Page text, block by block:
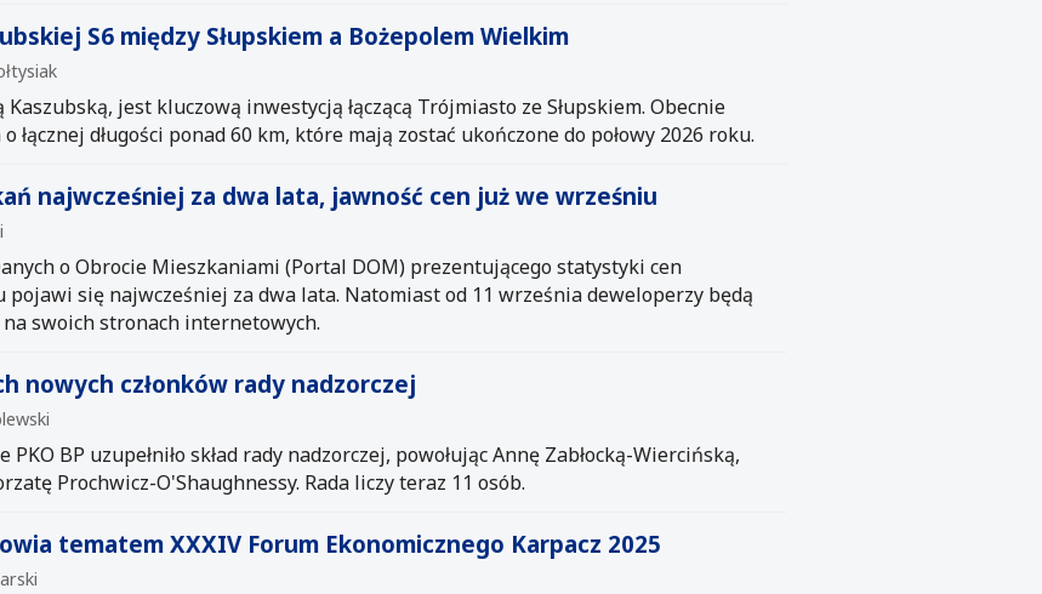
S6 między Słupskiem a Bożepolem Wielkim
jest kluczową inwestycją łączącą Trójmiasto ze Słupskiem. Obecnie
łącznej długości ponad 60 km, które mają zostać ukończone do połowy 2026 roku.
najwcześniej za dwa lata, jawność cen już we wrześniu
o Obrocie Mieszkaniami (Portal DOM) prezentującego statystyki cen
się najwcześniej za dwa lata. Natomiast od 11 września deweloperzy będą
swoich stronach internetowych.
nowych członków rady nadzorczej
BP uzupełniło skład rady nadzorczej, powołując Annę Zabłocką-Wiercińską,
Prochwicz-O'Shaughnessy. Rada liczy teraz 11 osób.
tematem XXXIV Forum Ekonomicznego Karpacz 2025